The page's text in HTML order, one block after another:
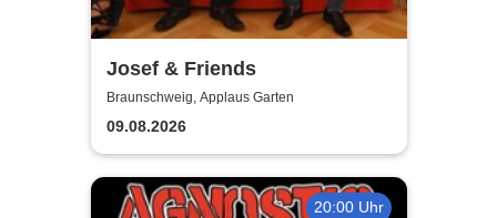
Josef & Friends
Braunschweig, Applaus Garten
09.08.2026
20:00 Uhr